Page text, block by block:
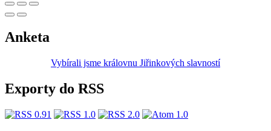
Anketa
Vybírali jsme královnu Jiřinkových slavností
Exporty do RSS